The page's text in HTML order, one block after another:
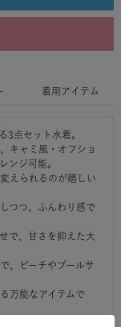
着用アイテム
3点セット水着。
キャミ風・オフショ
ンジ可能。
えられるのが嬉しい
つつ、ふんわり感で
で、甘さを抑えた大
、ビーチやプールサ
万能なアイテムで